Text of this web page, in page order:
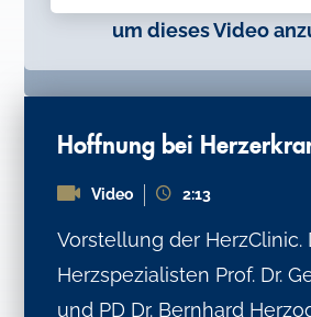
um dieses Video
Hoffnung bei
Video 2:13
Vorstellung der HerzClinic.
Herzspezialisten Prof. Dr.
und PD Dr. Bernhard